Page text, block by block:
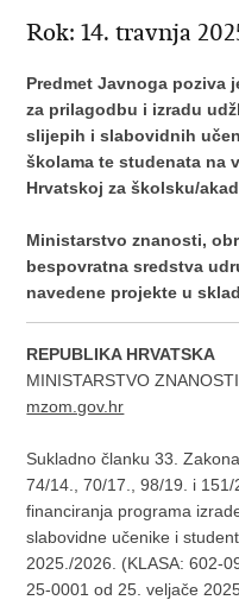
Rok: 14. travnja
Predmet Javnoga poziva
za prilagodbu i izradu
slijepih i slabovidnih
školama te studenata na
Hrvatskoj za školsku/
Ministarstvo znanosti,
bespovratna sredstva
navedene projekte u
REPUBLIKA HRVATSKA
MINISTARSTVO
mzom.gov.hr
Sukladno članku 33.
74/14., 70/17., 98/19. i
financiranja programa
slabovidne učenike i
2025./2026. (KLASA: 602-
25-0001 od 25. veljače